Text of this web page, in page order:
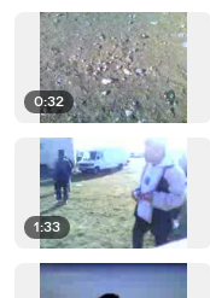
0:32
1:33